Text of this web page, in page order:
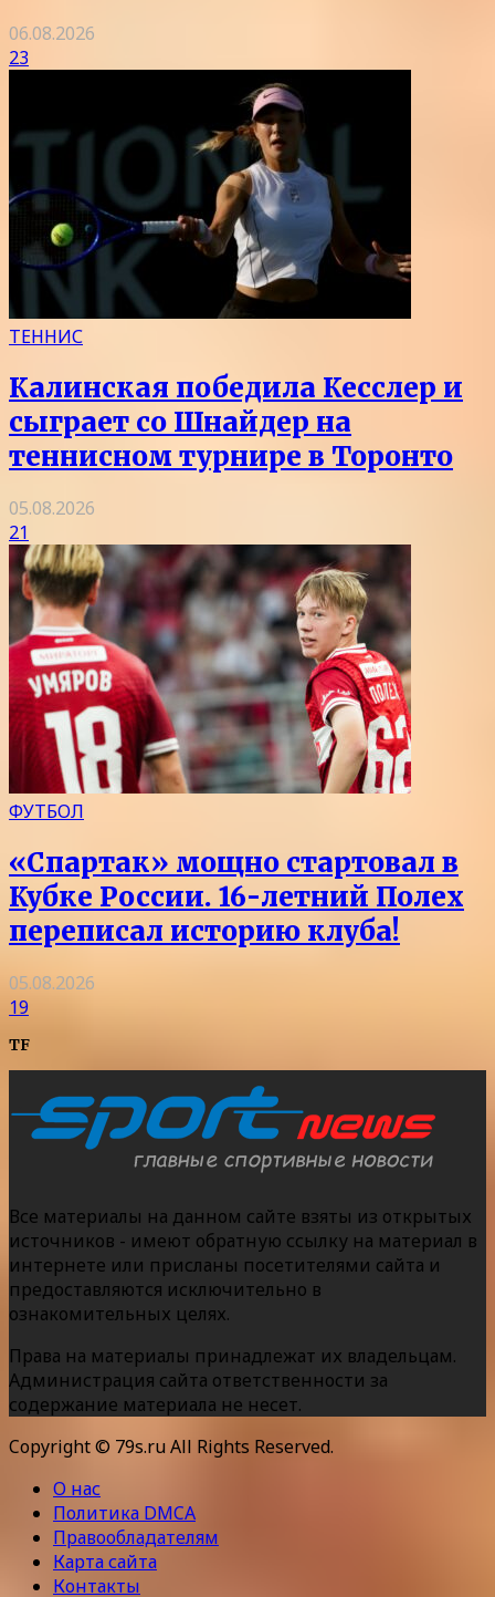
06.08.2026
23
ТЕННИС
Калинская победила Кесслер и
сыграет со Шнайдер на
теннисном турнире в Торонто
05.08.2026
21
ФУТБОЛ
«Спартак» мощно стартовал в
Кубке России. 16-летний Полех
переписал историю клуба!
05.08.2026
19
TF
Все материалы на данном сайте взяты из открытых
источников - имеют обратную ссылку на материал в
интернете или присланы посетителями сайта и
предоставляются исключительно в
ознакомительных целях.
Права на материалы принадлежат их владельцам.
Администрация сайта ответственности за
содержание материала не несет.
Copyright © 79s.ru All Rights Reserved.
О нас
Политика DMCA
Правообладателям
Карта сайта
Контакты